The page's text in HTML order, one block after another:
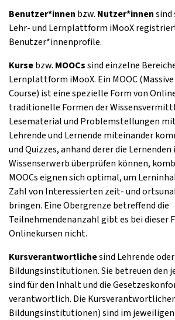
Benutzer*innen bzw. Nutzer*innensind
Lehr- und Lernplattform iMooX
Benutzer*innenprofile.
Kursebzw. MOOCssind einzelne
Lernplattform iMooX. Ein MOOC
Course) ist eine spezielle Form von
traditionelle Formen der
Lesematerial und Problemstellungen
Lehrende und Lernende miteinander
und Quizzes, anhand derer die Lernenden
Wissenserwerb überprüfen können,
MOOCs eignen sich optimal, um
Zahl von Interessierten zeit- und
bringen. Eine Obergrenze betreffend die
Teilnehmendenanzahl gibt es bei dieser
Onlinekursen nicht.
Kursverantwortlichesind Lehrende
Bildungsinstitutionen. Sie betreuen den
sind für den Inhalt und die
verantwortlich. Die
Bildungsinstitutionen) sind im